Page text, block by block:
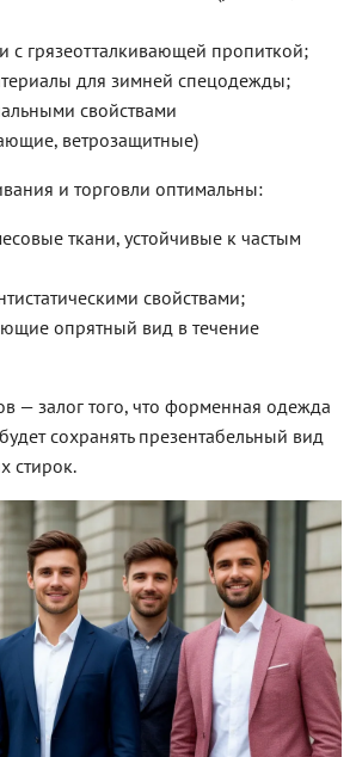
с грязеотталкивающей пропиткой;
для зимней спецодежды;
свойствами
ветрозащитные)
и торговли оптимальны:
ткани, устойчивые к частым
свойствами;
опрятный вид в течение
— залог того, что форменная одежда
сохранять презентабельный вид
стирок.